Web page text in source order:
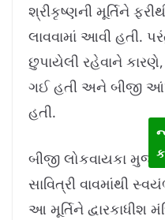
શ્રીકૃષ્ણની મૂર્તિને
લાવવામાં આવી હતી.
છુપાયેલી રહેવાને
ગઈ હતી અને બીજી
હતી.
બીજી લોકવાયકા મુજબ,
સાવિત્રી વાવમાંથી
આ મૂર્તિને દ્વારકાધીશ